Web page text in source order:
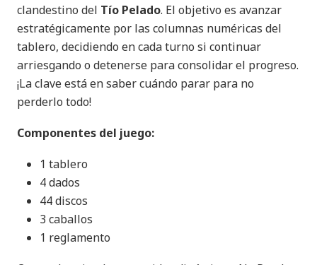
clandestino del Tío Pelado. El objetivo es avanzar
estratégicamente por las columnas numéricas del
tablero, decidiendo en cada turno si continuar
arriesgando o detenerse para consolidar el progreso.
¡La clave está en saber cuándo parar para no
perderlo todo!
Componentes del juego:
1 tablero
4 dados
44 discos
3 caballos
1 reglamento